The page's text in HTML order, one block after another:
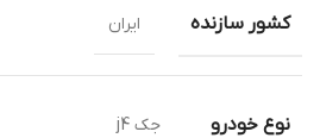
کشور سازنده ایران
نوع خودرو جک j4